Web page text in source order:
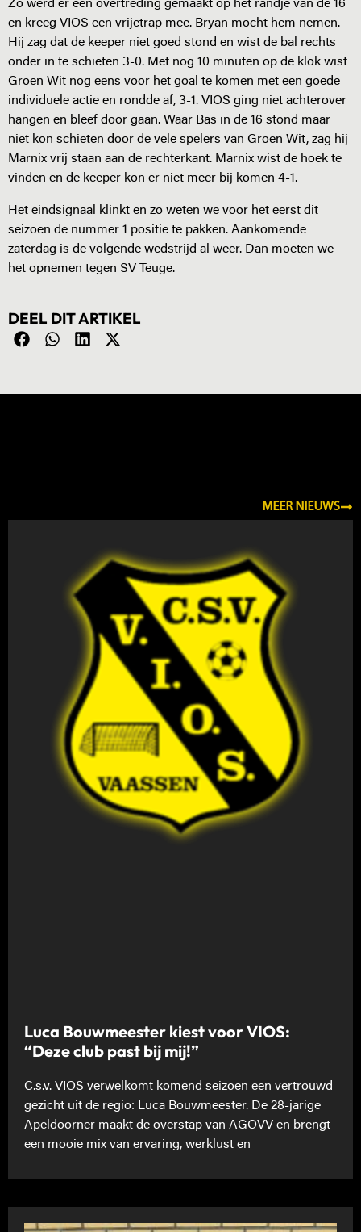
Zo werd er een overtreding gemaakt op het randje van de 16
en kreeg VIOS een vrijetrap mee. Bryan mocht hem nemen.
Hij zag dat de keeper niet goed stond en wist de bal rechts
onder in te schieten 3-0. Met nog 10 minuten op de klok wist
Groen Wit nog eens voor het goal te komen met een goede
individuele actie en rondde af, 3-1. VIOS ging niet achterover
hangen en bleef door gaan. Waar Bas in de 16 stond maar
niet kon schieten door de vele spelers van Groen Wit, zag hij
Marnix vrij staan aan de rechterkant. Marnix wist de hoek te
vinden en de keeper kon er niet meer bij komen 4-1.
Het eindsignaal klinkt en zo weten we voor het eerst dit
seizoen de nummer 1 positie te pakken. Aankomende
zaterdag is de volgende wedstrijd al weer. Dan moeten we
het opnemen tegen SV Teuge.
DEEL DIT ARTIKEL
MEER NIEUWS
Luca Bouwmeester kiest voor VIOS:
“Deze club past bij mij!”
C.s.v. VIOS verwelkomt komend seizoen een vertrouwd
gezicht uit de regio: Luca Bouwmeester. De 28-jarige
Apeldoorner maakt de overstap van AGOVV en brengt
een mooie mix van ervaring, werklust en